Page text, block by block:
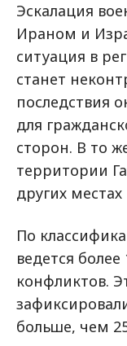
Эскалация
Ираном и
ситуация в
станет
последствия
для
сторон. В то
территории
других
По
ведется
конфликтов.
больше, чем